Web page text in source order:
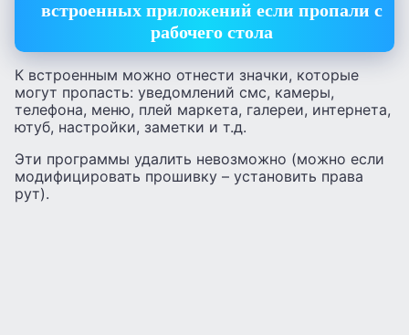
встроенных приложений если пропали с
рабочего стола
К встроенным можно отнести значки, которые
могут пропасть: уведомлений смс, камеры,
телефона, меню, плей маркета, галереи, интернета,
ютуб, настройки, заметки и т.д.
Эти программы удалить невозможно (можно если
модифицировать прошивку – установить права
рут).